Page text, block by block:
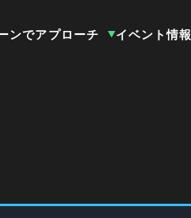
ンでアプローチ イベント情報